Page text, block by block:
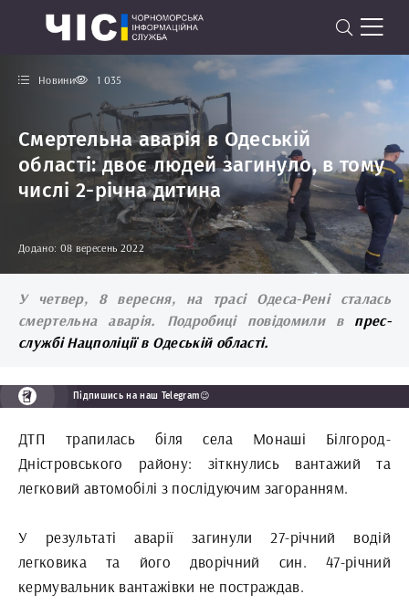
Новини 1 035
Смертельна аварія в Одеській
області: двоє людей загинуло, в тому
числі 2-річна дитина
Додано: 08 вересень 2022
У четвер, 8 вересня, на трасі Одеса-Рені сталась
смертельна аварія. Подробиці повідомили впрес-
службі Нацполіції в Одеській області.
Підпишись на наш Telegram😉
ДТП трапилась біля села Монаші Білгород-
Дністровського району: зіткнулись вантажий та
легковий автомобілі з послідуючим загоранням.
У результаті аварії загинули 27-річний водій
легковика та його дворічний син. 47-річний
кермувальник вантажівки не постраждав.